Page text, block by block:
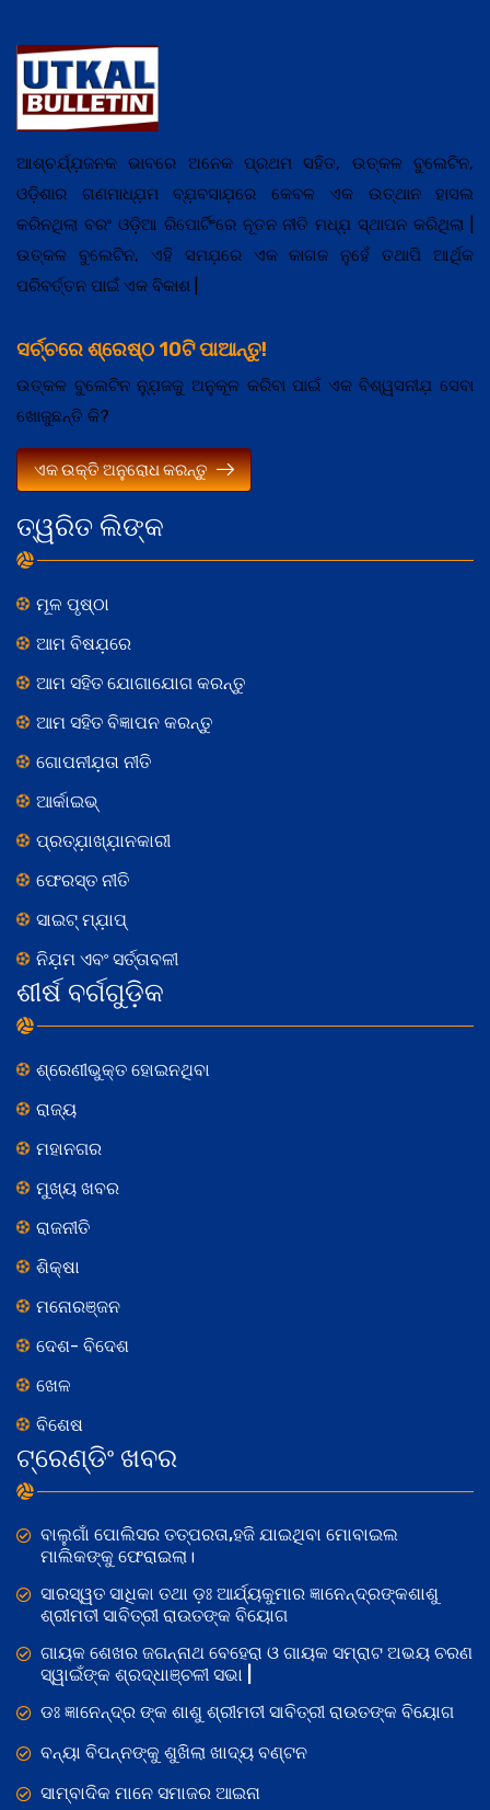
ତ୍ୱରିତ ଲିଙ୍କ
ମୂଳ ପୃଷ୍ଠା
ଆମ ବିଷଯ଼ରେ
ଆମ ସହିତ ଯୋଗାଯୋଗ କରନ୍ତୁ
ଆମ ସହିତ ବିଜ୍ଞାପନ କରନ୍ତୁ
ଗୋପନୀଯ଼ତା ନୀତି
ଆର୍କାଇଭ୍
ପ୍ରତ୍ଯ଼ାଖ୍ଯ଼ାନକାରୀ
ଫେରସ୍ତ ନୀତି
ସାଇଟ୍ ମ୍ଯ଼ାପ୍
ନିଯ଼ମ ଏବଂ ସର୍ତ୍ତାବଳୀ
ଶୀର୍ଷ ବର୍ଗଗୁଡ଼ିକ
ଶ୍ରେଣୀଭୁକ୍ତ ହୋଇନଥିବା
ରାଜ୍ୟ
ମହାନଗର
ମୁଖ୍ୟ ଖବର
ରାଜନୀତି
ଶିକ୍ଷା
ମନୋରଞ୍ଜନ
ଦେଶ- ବିଦେଶ
ଖେଳ
ବିଶେଷ
ଟ୍ରେଣ୍ଡିଂ ଖବର
ବାଲୁଗାଁ ପୋଲିସର ତତ୍‌ପରତା,ହଜି ଯାଇଥିବା ମୋବାଇଲ
ମାଲିକଙ୍କୁ ଫେରାଇଲା।
ସାରସ୍ୱତ ସାଧିକା ତଥା ଡ଼ଃ ଆର୍ଯ୍ୟକୁମାର ଜ୍ଞାନେନ୍ଦ୍ରଙ୍କଶାଶୁ
ଶ୍ରୀମତୀ ସାବିତ୍ରୀ ରାଉତଙ୍କ ବିୟୋଗ
ଗାୟକ ଶେଖର ଜଗନ୍ନାଥ ବେହେରା ଓ ଗାୟକ ସମ୍ରାଟ ଅଭୟ ଚରଣ
ସ୍ୱାଇଁଙ୍କ ଶ୍ରଦ୍ଧାଞ୍ଚଳୀ ସଭା |
ଡଃ ଜ୍ଞାନେନ୍ଦ୍ର ଙ୍କ ଶାଶୁ ଶ୍ରୀମତୀ ସାବିତ୍ରୀ ରାଉତଙ୍କ ବିୟୋଗ
ବନ୍ୟା ବିପନ୍ନଙ୍କୁ ଶୁଖିଲା ଖାଦ୍ୟ ବଣ୍ଟନ
ସାମ୍ବାଦିକ ମାନେ ସମାଜର ଆଇନା
ଆଶ୍ଚର୍ଯ୍ଯ଼ଜନକ ଭାବରେ ଅନେକ ପ୍ରଥମ ସହିତ, ଉତ୍କଳ ବୁଲେଟିନ,
ଓଡ଼ିଶାର ଗଣମାଧ୍ଯ଼ମ ବ୍ଯ଼ବସାଯ଼ରେ କେବଳ ଏକ ଉତ୍ଥାନ ହାସଲ
କରିନଥିଲା ବରଂ ଓଡ଼ିଆ ରିପୋର୍ଟିଂରେ ନୂତନ ନୀତି ମଧ୍ଯ଼ ସ୍ଥାପନ କରିଥିଲା |
ଉତ୍କଳ ବୁଲେଟିନ, ଏହି ସମଯ଼ରେ ଏକ କାଗଜ ନୁହେଁ ତଥାପି ଆର୍ଥିକ
ପରିବର୍ତ୍ତନ ପାଇଁ ଏକ ବିକାଶ |
ସର୍ଚ୍ଚରେ ଶ୍ରେଷ୍ଠ 10ଟି ପାଆନ୍ତୁ!
ଉତ୍କଳ ବୁଲେଟିନ ନ୍ଯ଼ୁଜକୁ ଅନୁକୂଳ କରିବା ପାଇଁ ଏକ ବିଶ୍ୱସନୀଯ଼ ସେବା
ଖୋଜୁଛନ୍ତି କି?
ଏକ ଉକ୍ତି ଅନୁରୋଧ କରନ୍ତୁ